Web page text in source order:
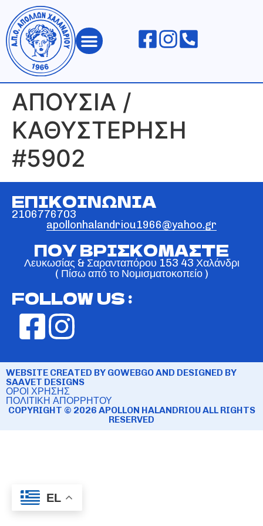
ΑΠΟΥΣΙΑ /
ΚΑΘΥΣΤΕΡΗΣΗ
#5902
ΕΠΙΚΟΙΝΩΝΙΑ
2106776703
apollonhalandriou1966@yahoo.gr
ΠΟΥ ΒΡΙΣΚΟΜΑΣΤΕ
Λευκωσίας & Σαρανταπόρου 153 43 Χαλάνδρι
( Πίσω από το Νομισματοκοπείο )
FOLLOW US :
WEBSITE CREATED BY GOWEBGO AND DESIGNED BY
SAAVET DESIGNS
ΟΡΟΙ ΧΡΗΣΗΣ
ΠΟΛΙΤΙΚΗ ΑΠΟΡΡΗΤΟΥ
COPYRIGHT © 2026 APOLLON HALANDRIOU ALL RIGHTS
RESERVED
EL